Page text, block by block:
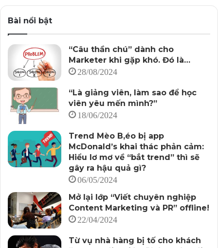
Bài nổi bật
“Câu thần chú” dành cho
Marketer khi gặp khó. Đó là…
28/08/2024
“Là giảng viên, làm sao để học
viên yêu mến mình?”
18/06/2024
Trend Mèo B,éo bị app
McDonald’s khai thác phản cảm:
Hiểu lơ mơ về “bắt trend” thì sẽ
gây ra hậu quả gì?
06/05/2024
Mở lại lớp “Viết chuyên nghiệp
Content Marketing và PR” offline!
22/04/2024
Từ vụ nhà hàng bị tố cho khách